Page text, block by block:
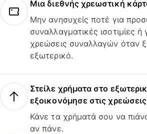
Μια διεθνής χρεωστική
Μην ανησυχείς ποτέ για
συναλλαγματικές ισοτιμίες ή
χρεώσεις συναλλαγών όταν
εξωτερικό.
Στείλε χρήματα στο
εξοικονόμησε στις χρεώσεις
Κάνε τα χρήματά σου να
αν πάνε.